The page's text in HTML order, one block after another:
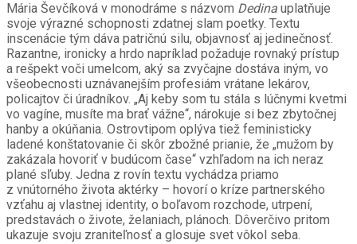
Mária Ševčíková v monodráme s názvom Dedina uplatňuje
svoje výrazné schopnosti zdatnej slam poetky. Textu
inscenácie tým dáva patričnú silu, objavnosť aj jedinečnosť.
Razantne, ironicky a hrdo napríklad požaduje rovnaký prístup
a rešpekt voči umelcom, aký sa zvyčajne dostáva iným, vo
všeobecnosti uznávanejším profesiám vrátane lekárov,
policajtov či úradníkov. „Aj keby som tu stála s lúčnymi kvetmi
vo vagíne, musíte ma brať vážne“, nárokuje si bez zbytočnej
hanby a okúňania. Ostrovtipom oplýva tiež feministicky
ladené konštatovanie či skôr zbožné prianie, že „mužom by
zakázala hovoriť v budúcom čase“ vzhľadom na ich neraz
plané sľuby. Jedna z rovín textu vychádza priamo
z vnútorného života aktérky – hovorí o kríze partnerského
vzťahu aj vlastnej identity, o boľavom rozchode, utrpení,
predstavách o živote, želaniach, plánoch. Dôverčivo pritom
ukazuje svoju zraniteľnosť a glosuje svet vôkol seba.